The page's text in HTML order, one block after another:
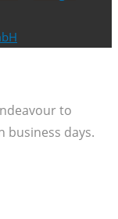
to
business days.